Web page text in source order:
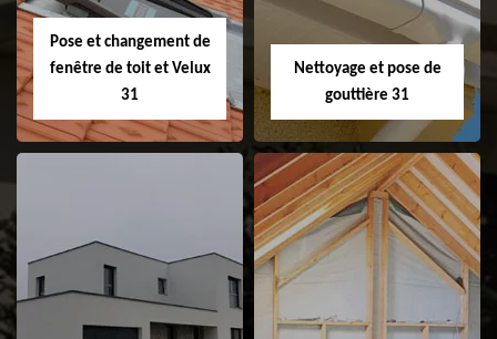
31
Pose et changement de
fenêtre de toit et Velux
31
Pose et
changement de
fenêtre de toit et
Nettoyage et pose de
gouttière 31
Nettoyage et pose